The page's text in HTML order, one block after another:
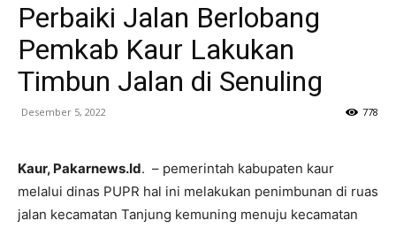
Perbaiki Jalan Berlobang
Pemkab Kaur Lakukan
Timbun Jalan di Senuling
Desember 5, 2022 778
Kaur, Pakarnews.Id. – pemerintah kabupaten kaur
melalui dinas PUPR hal ini melakukan penimbunan di ruas
jalan kecamatan Tanjung kemuning menuju kecamatan